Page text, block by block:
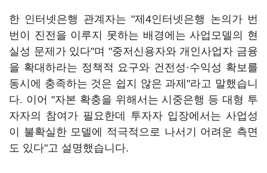
한 인터넷은행 관계자는 "제4인터넷은행 논의가 번
번이 진전을 이루지 못하는 배경에는 사업모델의 현
실성 문제가 있다"며 "중저신용자와 개인사업자 금융
을 확대하라는 정책적 요구와 건전성·수익성 확보를
동시에 충족하는 것은 쉽지 않은 과제"라고 말했습니
다. 이어 "자본 확충을 위해서는 시중은행 등 대형 투
자자의 참여가 필요한데 투자자 입장에서는 사업성
이 불확실한 모델에 적극적으로 나서기 어려운 측면
도 있다"고 설명했습니다.